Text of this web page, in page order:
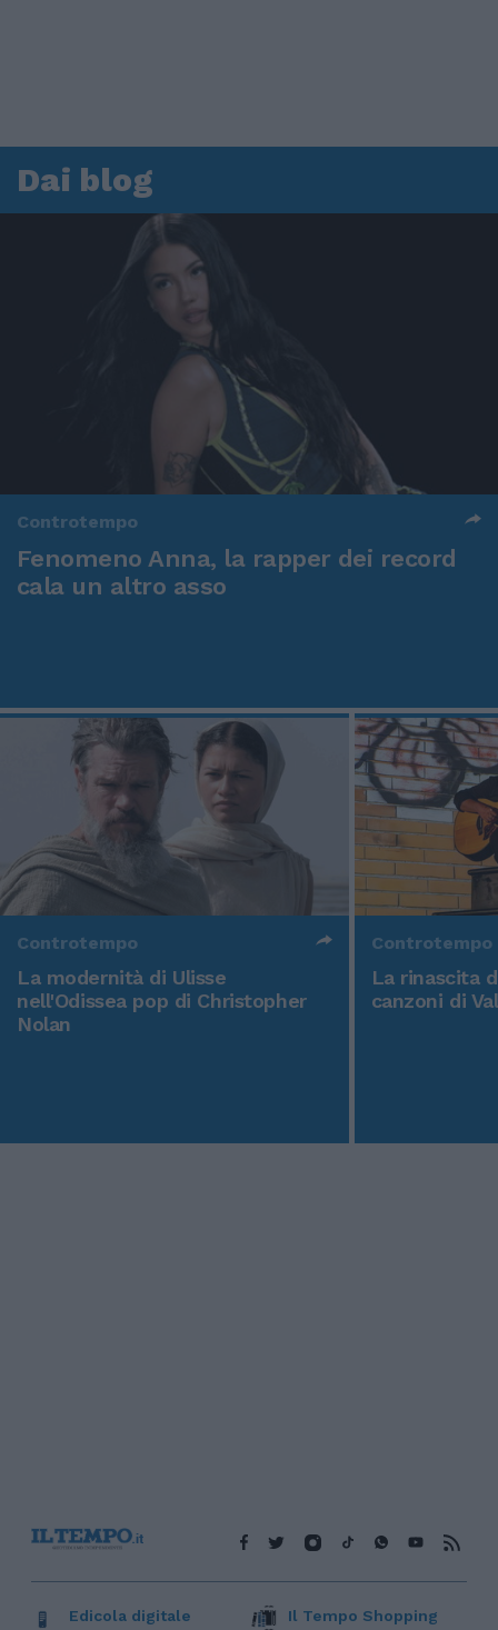
Dai blog
Controtempo
Fenomeno Anna, la rapper dei record
cala un altro asso
Controtempo
La modernità di Ulisse
nell'Odissea pop di Christopher
Nolan
Controtempo
La rinascita
canzoni di
Edicola digitale Il Tempo Shopping